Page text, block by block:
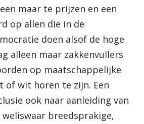
maar te prijzen en een
op allen die in de
doen alsof de hoge
alleen maar zakkenvullers
op maatschappelijke
of wit horen te zijn. Een
ook naar aanleiding van
breedsprakige,